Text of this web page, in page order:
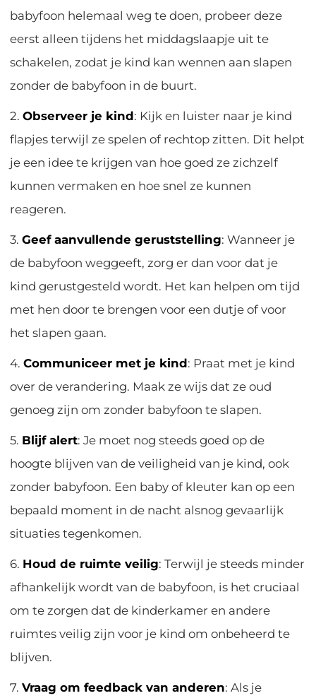
babyfoon helemaal weg te doen, probeer deze
eerst alleen tijdens het middagslaapje uit te
schakelen, zodat je kind kan wennen aan slapen
zonder de babyfoon in de buurt.
2.Observeer je kind: Kijk en luister naar je kind
flapjes terwijl ze spelen of rechtop zitten. Dit helpt
je een idee te krijgen van hoe goed ze zichzelf
kunnen vermaken en hoe snel ze kunnen
reageren.
3.Geef aanvullende geruststelling: Wanneer je
de babyfoon weggeeft, zorg er dan voor dat je
kind gerustgesteld wordt. Het kan helpen om tijd
met hen door te brengen voor een dutje of voor
het slapen gaan.
4.Communiceer met je kind: Praat met je kind
over de verandering. Maak ze wijs dat ze oud
genoeg zijn om zonder babyfoon te slapen.
5. Blijf alert: Je moet nog steeds goed op de
hoogte blijven van de veiligheid van je kind, ook
zonder babyfoon. Een baby of kleuter kan op een
bepaald moment in de nacht alsnog gevaarlijk
situaties tegenkomen.
6. Houd de ruimte veilig: Terwijl je steeds minder
afhankelijk wordt van de babyfoon, is het cruciaal
om te zorgen dat de kinderkamer en andere
ruimtes veilig zijn voor je kind om onbeheerd te
blijven.
7.Vraag om feedback van anderen: Als je